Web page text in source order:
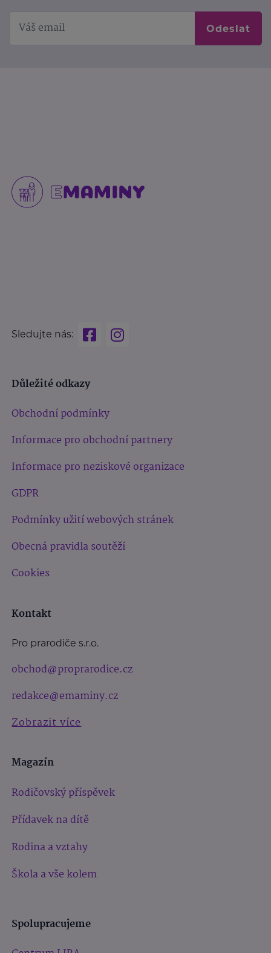
Odeslat
Sledujte nás:
Důležité odkazy
Obchodní podmínky
Informace pro obchodní partnery
Informace pro neziskové organizace
GDPR
Podmínky užití webových stránek
Obecná pravidla soutěží
Cookies
Kontakt
Pro prarodiče s.r.o.
obchod@proprarodice.cz
redakce@emaminy.cz
Zobrazit více
Magazín
Rodičovský příspěvek
Přídavek na dítě
Rodina a vztahy
Škola a vše kolem
Spolupracujeme